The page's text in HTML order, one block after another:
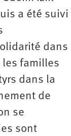
a été suivi
dans
les familles
dans la
de
se
sont